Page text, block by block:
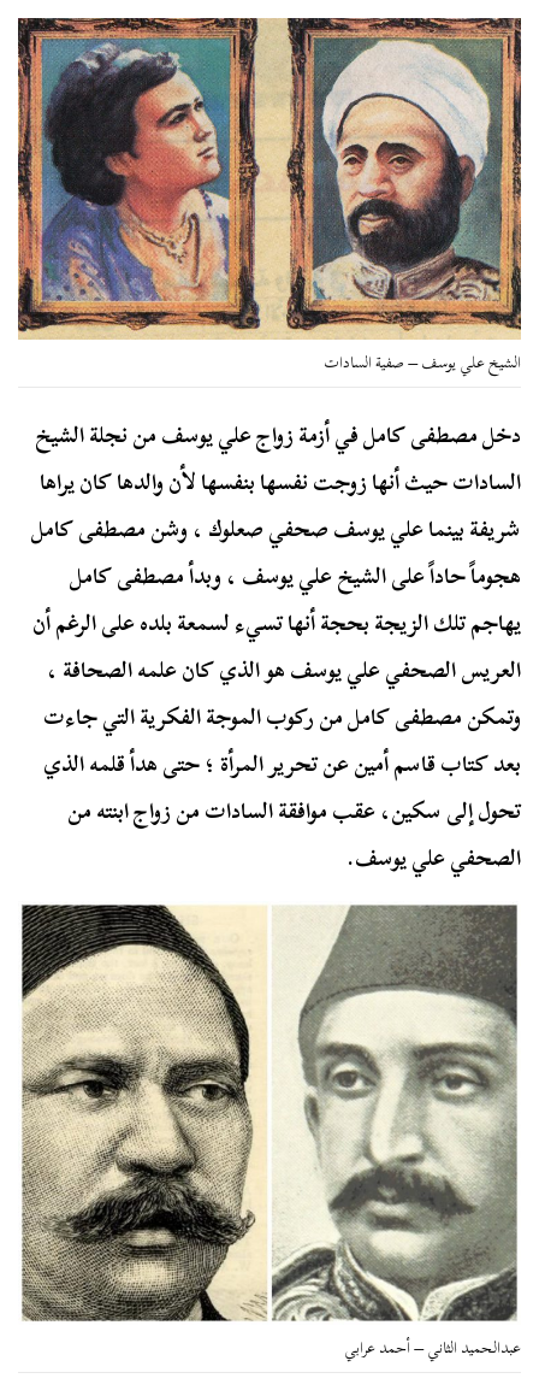
الشيخ علي يوسف – صفية السادات
دخل مصطفى كامل في أزمة زواج علي يوسف من نجلة الشيخ
السادات حيث أنها زوجت نفسها بنفسها لأن والدها كان يراها
شريفة بينما علي يوسف صحفي صعلوك ، وشن مصطفى كامل
هجوماً حاداً على الشيخ علي يوسف ، وبدأ مصطفى كامل
يهاجم تلك الزيجة بحجة أنها تسيء لسمعة بلده على الرغم أن
العريس الصحفي علي يوسف هو الذي كان علمه الصحافة ،
وتمكن مصطفى كامل من ركوب الموجة الفكرية التي جاءت
بعد كتاب قاسم أمين عن تحرير المرأة ؛ حتى هدأ قلمه الذي
تحول إلى سكين، عقب موافقة السادات من زواج ابنته من
الصحفي علي يوسف.
عبدالحميد الثاني – أحمد عرابي